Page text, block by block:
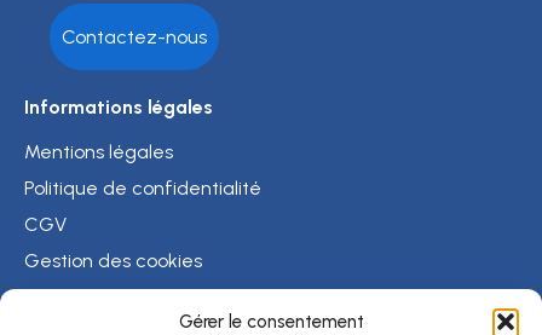
Gérer le consentement
Contactez-nous
Informations légales
Mentions légales
Politique de confidentialité
CGV
Gestion des cookies